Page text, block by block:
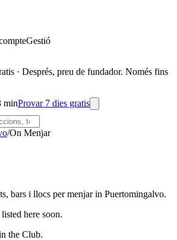
Gestió
· Després, preu de fundador. Només fins
minProvar 7 dies gratis
/On Menjar
bars i llocs per menjar in Puertomingalvo.
here soon.
the Club.